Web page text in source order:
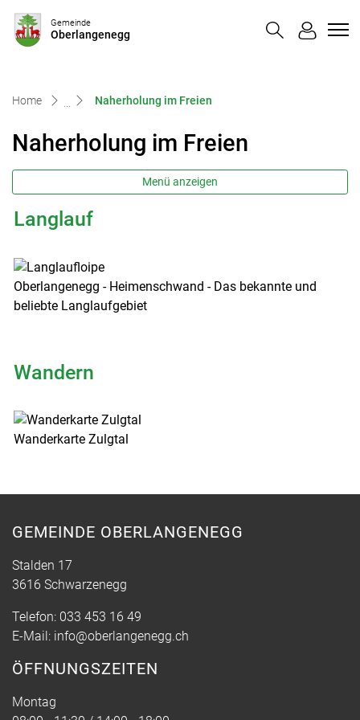
Gemeinde
Oberlangenegg
Home Naherholung im Freien
Naherholung im Freien
Menü anzeigen
Langlauf
Oberlangenegg - Heimenschwand - Das bekannte und
beliebte Langlaufgebiet
Wandern
Wanderkarte Zulgtal
GEMEINDE OBERLANGENEGG
Stalden 17
3616 Schwarzenegg
Telefon: 033 453 16 49
E-Mail: info@oberlangenegg.ch
ÖFFNUNGSZEITEN
Montag